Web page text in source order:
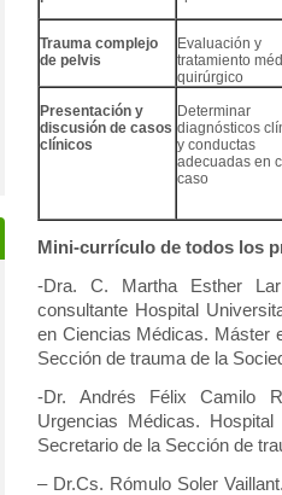
Trauma complejo
de pelvis
Evaluación y
tratamiento
quirúrgico
Presentación y
discusión de casos
clínicos
Determinar
diagnósticos
y conductas
adecuadas en
caso
Mini-currículo de todos los
-Dra. C. Martha Esther
consultante Hospital
en Ciencias Médicas. Máster
Sección de trauma de la
-Dr. Andrés Félix Camilo
Urgencias Médicas.
Secretario de la Sección de
– Dr.Cs. Rómulo Soler